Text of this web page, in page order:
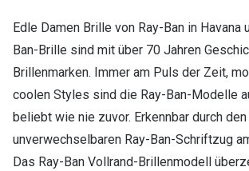
Edle Damen Brille von Ray-Ban in Havana
Ban-Brille sind mit über 70 Jahren
Brillenmarken. Immer am Puls der Zeit,
coolen Styles sind die Ray-Ban-Modelle
beliebt wie nie zuvor. Erkennbar durch den
unverwechselbaren Ray-Ban-Schriftzug
Das Ray-Ban Vollrand-Brillenmodell